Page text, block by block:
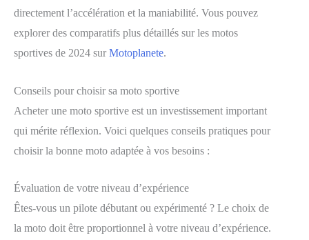
directement l’accélération et la maniabilité. Vous pouvez
explorer des comparatifs plus détaillés sur les motos
sportives de 2024 sur Motoplanete.
Conseils pour choisir sa moto sportive
Acheter une moto sportive est un investissement important
qui mérite réflexion. Voici quelques conseils pratiques pour
choisir la bonne moto adaptée à vos besoins :
Évaluation de votre niveau d’expérience
Êtes-vous un pilote débutant ou expérimenté ? Le choix de
la moto doit être proportionnel à votre niveau d’expérience.